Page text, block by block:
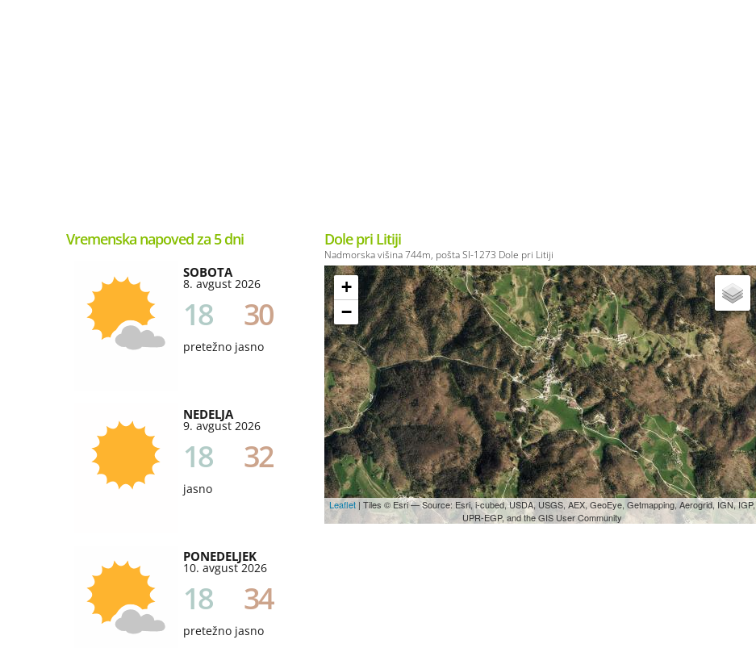
Vremenska napoved za 5 dni
SOBOTA
8. avgust 2026
18 30
pretežno jasno
NEDELJA
9. avgust 2026
18 32
jasno
PONEDELJEK
10. avgust 2026
18 34
pretežno jasno
Dole pri Litiji
Nadmorska višina 744m, pošta SI-1273 Dole pri Litiji
+
−
Leaflet | Tiles © Esri — Source: Esri, i-cubed, USDA, USGS, AEX, GeoEye, Getmapping, Aerogrid, IGN, IGP,
UPR-EGP, and the GIS User Community